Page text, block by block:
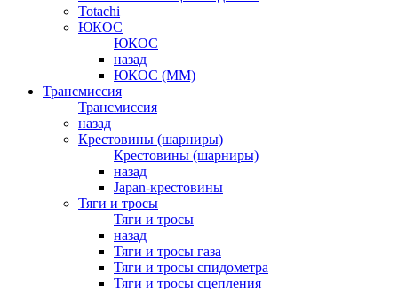
Totachi
ЮКОС
ЮКОС
назад
ЮКОС (ММ)
Трансмиссия
Трансмиссия
назад
Крестовины (шарниры)
Крестовины (шарниры)
назад
Japan-крестовины
Тяги и тросы
Тяги и тросы
назад
Тяги и тросы газа
Тяги и тросы спидометра
Тяги и тросы сцепления